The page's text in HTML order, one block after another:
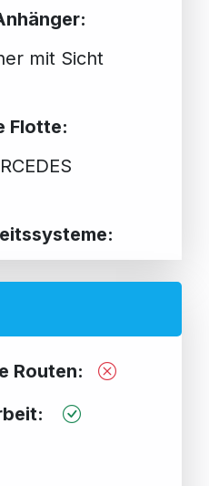
mit Sicht
Flotte:
Routen: